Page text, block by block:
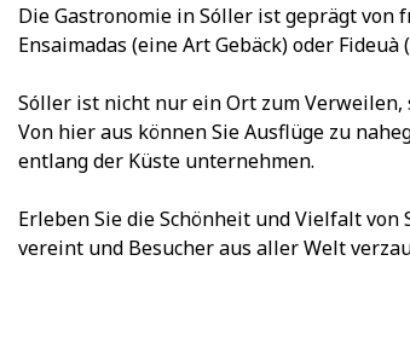
Die Gastronomie in Sóller ist geprägt von
Ensaimadas (eine Art Gebäck) oder
Sóller ist nicht nur ein Ort zum
Von hier aus können Sie Ausflüge zu
entlang der Küste unternehmen.
Erleben Sie die Schönheit und Vielfalt
vereint und Besucher aus aller Welt